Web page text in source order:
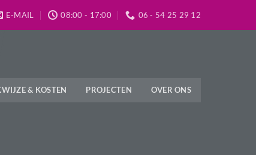
E-MAIL 08:00 - 17:00 06 - 54 25 29 12
& KOSTEN PROJECTEN OVER ONS